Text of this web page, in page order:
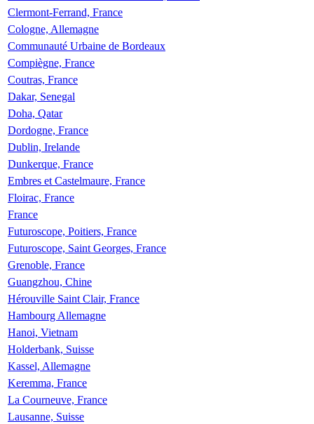
Clermont-Ferrand, France
Cologne, Allemagne
Communauté Urbaine de Bordeaux
Compiègne, France
Coutras, France
Dakar, Senegal
Doha, Qatar
Dordogne, France
Dublin, Irelande
Dunkerque, France
Embres et Castelmaure, France
Floirac, France
France
Futuroscope, Poitiers, France
Futuroscope, Saint Georges, France
Grenoble, France
Guangzhou, Chine
Hérouville Saint Clair, France
Hambourg Allemagne
Hanoi, Vietnam
Holderbank, Suisse
Kassel, Allemagne
Keremma, France
La Courneuve, France
Lausanne, Suisse